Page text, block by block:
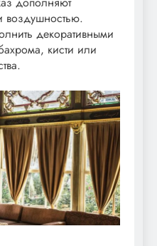
воздушностью.
декоративными
кисти или